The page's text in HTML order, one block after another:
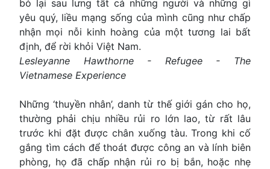
bỏ lại sau lưng tất cả những người và những gì
yêu quý, liều mạng sống của mình cũng như chấp
nhận mọi nỗi kinh hoàng của một tương lai bất
định, để rời khỏi Việt Nam.
Lesleyanne Hawthorne - Refugee - The
Vietnamese Experience
Những ‘thuyền nhân’, danh từ thế giới gán cho họ,
thường phải chịu nhiều rủi ro lớn lao, từ rất lâu
trước khi đặt được chân xuống tàu. Trong khi cố
gắng tìm cách để thoát được công an và lính biên
phòng, họ đã chấp nhận rủi ro bị bắn, hoặc nhẹ